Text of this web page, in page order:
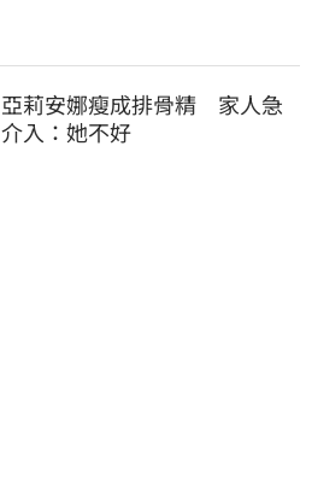
亞莉安娜瘦成排骨精　家人急
介入：她不好